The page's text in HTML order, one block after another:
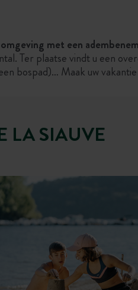
met een
Ter plaatse vindt u een
bospad)… Maak uw
LA SIAUVE